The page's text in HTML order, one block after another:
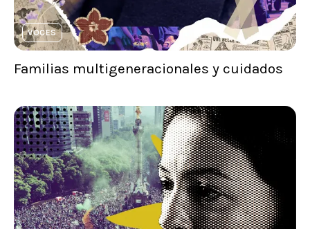
VOCES
Familias multigeneracionales y cuidados